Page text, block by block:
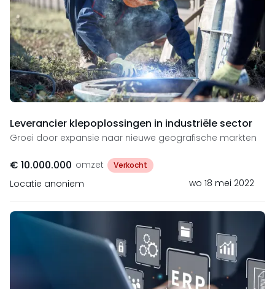
Leverancier klepoplossingen in industriële sector
Groei door expansie naar nieuwe geografische markten
€ 10.000.000 omzet Verkocht
Locatie anoniem wo 18 mei 2022